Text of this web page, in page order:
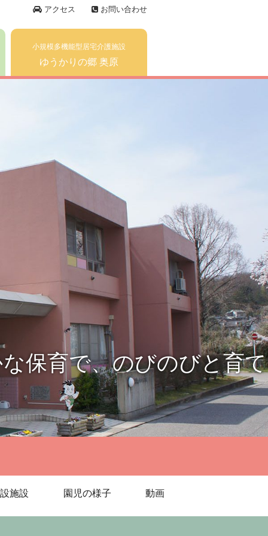
アクセス お問い合わせ
小規模多機能型居宅介護施設
ゆうかりの郷 奥原
保育で、のびのびと育て
施設 園児の様子 動画